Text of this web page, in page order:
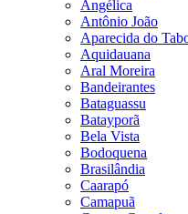
Angélica
Antônio João
Aparecida do
Aquidauana
Aral Moreira
Bandeirantes
Bataguassu
Batayporã
Bela Vista
Bodoquena
Brasilândia
Caarapó
Camapuã